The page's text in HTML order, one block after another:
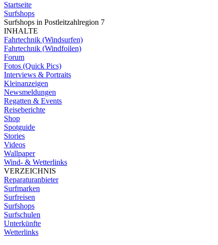
Startseite
Surfshops
Surfshops in Postleitzahlregion 7
INHALTE
Fahrtechnik (Windsurfen)
Fahrtechnik (Windfoilen)
Forum
Fotos (Quick Pics)
Interviews & Portraits
Kleinanzeigen
Newsmeldungen
Regatten & Events
Reiseberichte
Shop
Spotguide
Stories
Videos
Wallpaper
Wind- & Wetterlinks
VERZEICHNIS
Reparaturanbieter
Surfmarken
Surfreisen
Surfshops
Surfschulen
Unterkünfte
Wetterlinks